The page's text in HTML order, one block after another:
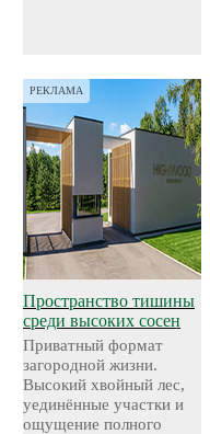
РЕКЛАМА
Пространство тишины
среди высоких сосен
Приватный формат
загородной жизни.
Высокий хвойный лес,
уединённые участки и
ощущение полного